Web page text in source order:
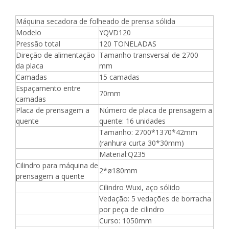
Máquina secadora de folheado de prensa sólida
Modelo
YQVD120
Pressão total
120 TONELADAS
Direção de alimentação
da placa
Tamanho transversal de 2700
mm
Camadas
15 camadas
Espaçamento entre
camadas
70mm
Placa de prensagem a
quente
Número de placa de prensagem a
quente: 16 unidades
Tamanho: 2700*1370*42mm
(ranhura curta 30*30mm)
Material:Q235
Cilindro para máquina de
prensagem a quente
2*ø180mm
Cilindro Wuxi, aço sólido
Vedação: 5 vedações de borracha
por peça de cilindro
Curso: 1050mm